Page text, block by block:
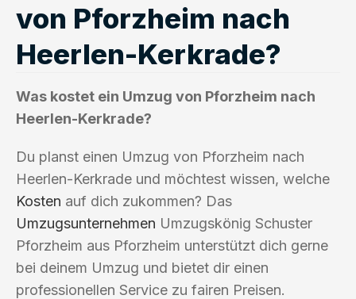
von Pforzheim nach
Heerlen-Kerkrade?
Was kostet ein Umzug von Pforzheim nach
Heerlen-Kerkrade?
Du planst einen Umzug von Pforzheim nach
Heerlen-Kerkrade und möchtest wissen, welche
Kosten auf dich zukommen? Das
Umzugsunternehmen Umzugskönig Schuster
Pforzheim aus Pforzheim unterstützt dich gerne
bei deinem Umzug und bietet dir einen
professionellen Service zu fairen Preisen.